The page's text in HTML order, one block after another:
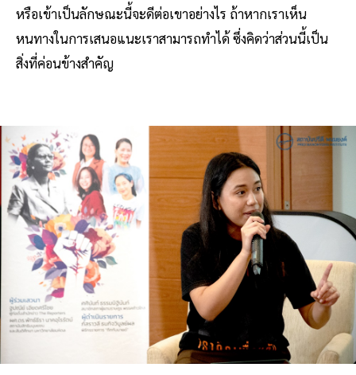
หรือเข้าเป็นลักษณะนี้จะดีต่อเขาอย่างไร ถ้าหากเราเห็น
หนทางในการเสนอแนะเราสามารถทำได้ ซึ่งคิดว่าส่วนนี้เป็น
สิ่งที่ค่อนข้างสำคัญ